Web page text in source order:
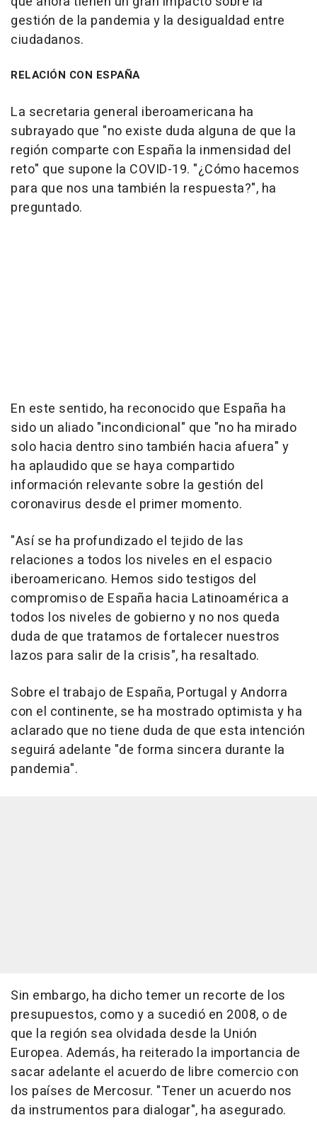
gestión de la pandemia y la desigualdad entre
ciudadanos.
RELACIÓN CON ESPAÑA
La secretaria general iberoamericana ha
subrayado que "no existe duda alguna de que la
región comparte con España la inmensidad del
reto" que supone la COVID-19. "¿Cómo hacemos
para que nos una también la respuesta?", ha
preguntado.
En este sentido, ha reconocido que España ha
sido un aliado "incondicional" que "no ha mirado
solo hacia dentro sino también hacia afuera" y
ha aplaudido que se haya compartido
información relevante sobre la gestión del
coronavirus desde el primer momento.
"Así se ha profundizado el tejido de las
relaciones a todos los niveles en el espacio
iberoamericano. Hemos sido testigos del
compromiso de España hacia Latinoamérica a
todos los niveles de gobierno y no nos queda
duda de que tratamos de fortalecer nuestros
lazos para salir de la crisis", ha resaltado.
Sobre el trabajo de España, Portugal y Andorra
con el continente, se ha mostrado optimista y ha
aclarado que no tiene duda de que esta intención
seguirá adelante "de forma sincera durante la
pandemia".
Sin embargo, ha dicho temer un recorte de los
presupuestos, como y a sucedió en 2008, o de
que la región sea olvidada desde la Unión
Europea. Además, ha reiterado la importancia de
sacar adelante el acuerdo de libre comercio con
los países de Mercosur. "Tener un acuerdo nos
da instrumentos para dialogar", ha asegurado.